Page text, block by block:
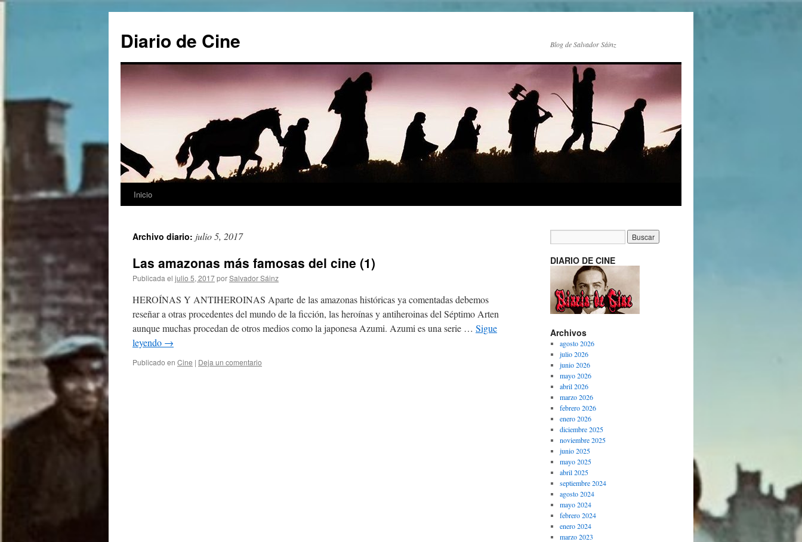
contenido
Diario de Cine Blog de Salvador Sáinz
Inicio
Archivo diario: julio 5, 2017
Las amazonas más famosas del cine (1)
Publicada el julio 5, 2017porSalvador Sáinz
HEROÍNAS Y ANTIHEROINAS Aparte de las amazonas históricas ya comentadas debemos
reseñar a otras procedentes del mundo de la ficción, las heroínas y antiheroinas del Séptimo Arten
aunque muchas procedan de otros medios como la japonesa Azumi. Azumi es una serie … Sigue
leyendo →
Publicado en Cine | Deja un comentario
DIARIO DE CINE
Archivos
agosto 2026
julio 2026
junio 2026
mayo 2026
abril 2026
marzo 2026
febrero 2026
enero 2026
diciembre 2025
noviembre 2025
junio 2025
mayo 2025
abril 2025
septiembre 2024
agosto 2024
mayo 2024
febrero 2024
enero 2024
marzo 2023